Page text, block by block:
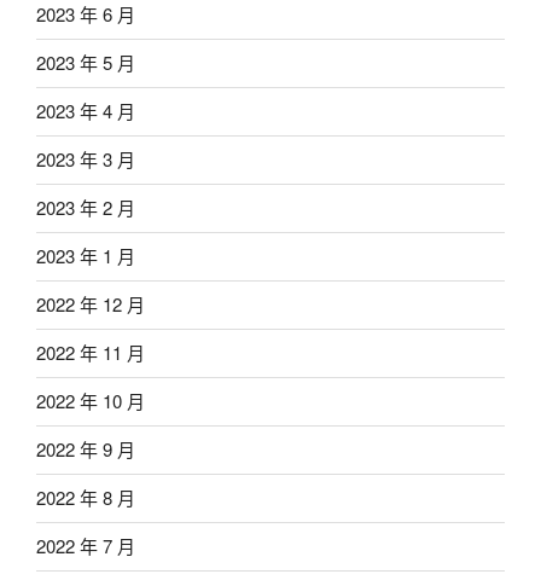
2023 年 6 月
2023 年 5 月
2023 年 4 月
2023 年 3 月
2023 年 2 月
2023 年 1 月
2022 年 12 月
2022 年 11 月
2022 年 10 月
2022 年 9 月
2022 年 8 月
2022 年 7 月